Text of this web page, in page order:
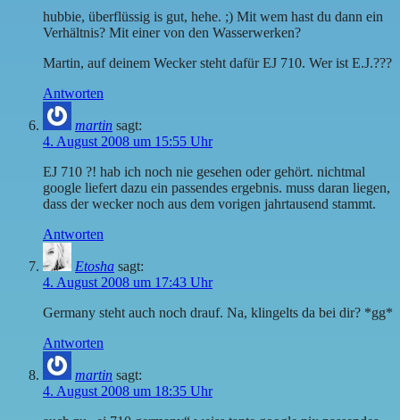
hubbie, überflüssig is gut, hehe. ;) Mit wem hast du dann ein
Verhältnis? Mit einer von den Wasserwerken?
Martin, auf deinem Wecker steht dafür EJ 710. Wer ist E.J.???
Antworten
martin sagt:
4. August 2008 um 15:55 Uhr
EJ 710 ?! hab ich noch nie gesehen oder gehört. nichtmal
google liefert dazu ein passendes ergebnis. muss daran liegen,
dass der wecker noch aus dem vorigen jahrtausend stammt.
Antworten
Etosha sagt:
4. August 2008 um 17:43 Uhr
Germany steht auch noch drauf. Na, klingelts da bei dir? *gg*
Antworten
martin sagt:
4. August 2008 um 18:35 Uhr